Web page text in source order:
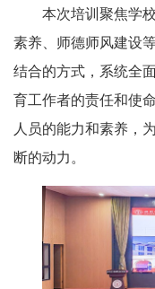
本次培训聚焦学
素养、师德师风建设
结合的方式，系统全
育工作者的责任和使
人员的能力和素养，
断的动力。